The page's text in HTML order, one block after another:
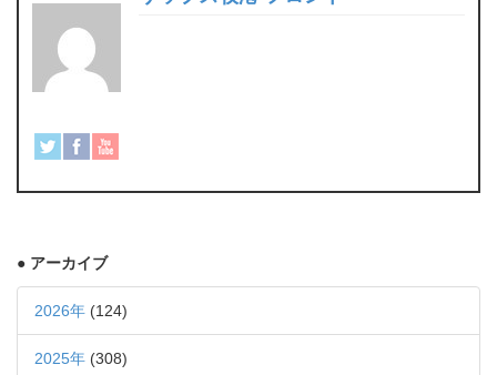
● アーカイブ
2026年 (124)
2025年 (308)